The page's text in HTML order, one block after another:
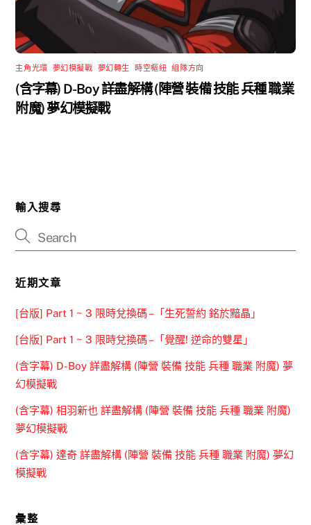
主角光環 夢幻模擬戰 夢幻轉生 時空樞紐 ,組隊方向
(含字幕) D-Boy 詳盡解構 (陣營 裝備 技能 兵種 職業
附魔) 夢幻模擬戰
輸入搜尋
近期文章
[台版] Part 1 ~ 3 限時兌換碼 –「生死誓約 銘於黯晶」
[台版] Part 1 ~ 3 限時兌換碼 –「覺醒! 逆命的雙星」
(含字幕) D-Boy 詳盡解構 (陣營 裝備 技能 兵種 職業 附魔) 夢
幻模擬戰
(含字幕) 相羽新也 詳盡解構 (陣營 裝備 技能 兵種 職業 附魔)
夢幻模擬戰
(含字幕) 達奇 詳盡解構 (陣營 裝備 技能 兵種 職業 附魔) 夢幻
模擬戰
彙整